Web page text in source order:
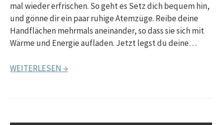
mal wieder erfrischen. So geht es Setz dich bequem hin,
und gönne dir ein paar ruhige Atemzüge. Reibe deine
Handflächen mehrmals aneinander, so dass sie sich mit
Wärme und Energie aufladen. Jetzt legst du deine…
WEITERLESEN →